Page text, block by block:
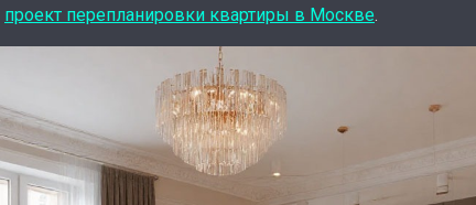
проект перепланировки квартиры в Москве.